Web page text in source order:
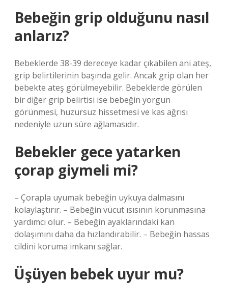
Bebeğin grip olduğunu nasıl
anlarız?
Bebeklerde 38-39 dereceye kadar çıkabilen ani ateş,
grip belirtilerinin başında gelir. Ancak grip olan her
bebekte ateş görülmeyebilir. Bebeklerde görülen
bir diğer grip belirtisi ise bebeğin yorgun
görünmesi, huzursuz hissetmesi ve kas ağrısı
nedeniyle uzun süre ağlamasıdır.
Bebekler gece yatarken
çorap giymeli mi?
– Çorapla uyumak bebeğin uykuya dalmasını
kolaylaştırır. – Bebeğin vücut ısısının korunmasına
yardımcı olur. – Bebeğin ayaklarındaki kan
dolaşımını daha da hızlandırabilir. – Bebeğin hassas
cildini koruma imkanı sağlar.
Üşüyen bebek uyur mu?